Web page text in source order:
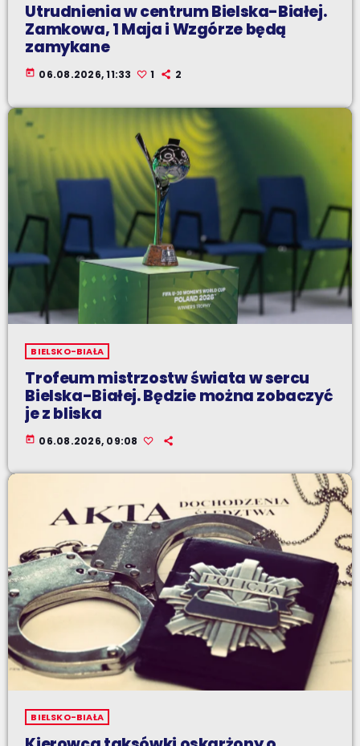
Utrudnienia w centrum Bielska-Białej.
Zamkowa, 1 Maja i Wzgórze będą
zamykane
today 06.08.2026, 11:33 1 2
BIELSKO-BIAŁA
Trofeum mistrzostw świata w sercu
Bielska-Białej. Będzie można zobaczyć
je z bliska
today 06.08.2026, 09:08
BIELSKO-BIAŁA